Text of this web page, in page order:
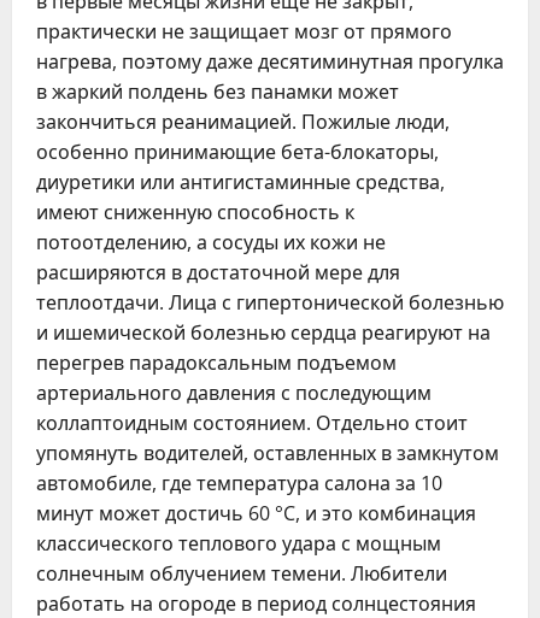
практически не защищает мозг от прямого
нагрева, поэтому даже десятиминутная прогулка
в жаркий полдень без панамки может
закончиться реанимацией. Пожилые люди,
особенно принимающие бета-блокаторы,
диуретики или антигистаминные средства,
имеют сниженную способность к
потоотделению, а сосуды их кожи не
расширяются в достаточной мере для
теплоотдачи. Лица с гипертонической болезнью
и ишемической болезнью сердца реагируют на
перегрев парадоксальным подъемом
артериального давления с последующим
коллаптоидным состоянием. Отдельно стоит
упомянуть водителей, оставленных в замкнутом
автомобиле, где температура салона за 10
минут может достичь 60 °C, и это комбинация
классического теплового удара с мощным
солнечным облучением темени. Любители
работать на огороде в период солнцестояния